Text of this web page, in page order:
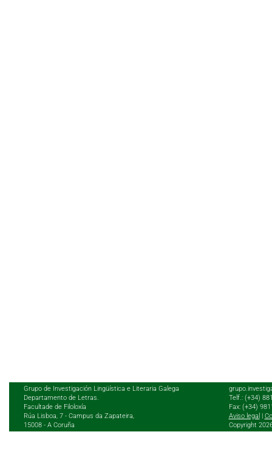
Grupo de Investigación Lingüística e Literaria Galega
Departamento de Letras.
Facultade de Filoloxía
Rúa Lisboa, 7 - Campus da Zapateira,
15008 - A Coruña
Telf.: (+34)
Fax: (+34)
Aviso legal
Copyright